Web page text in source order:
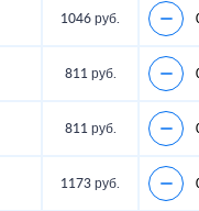
1046 руб.
811 руб.
811 руб.
1173 руб.